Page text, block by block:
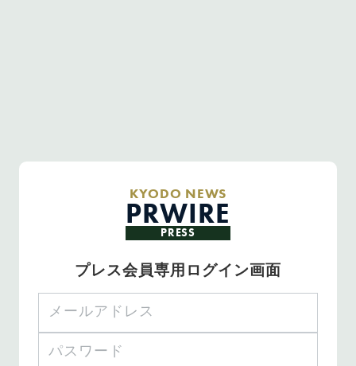
KYODO NEWS
PRWIRE
PRESS
プレス会員専用ログイン画面